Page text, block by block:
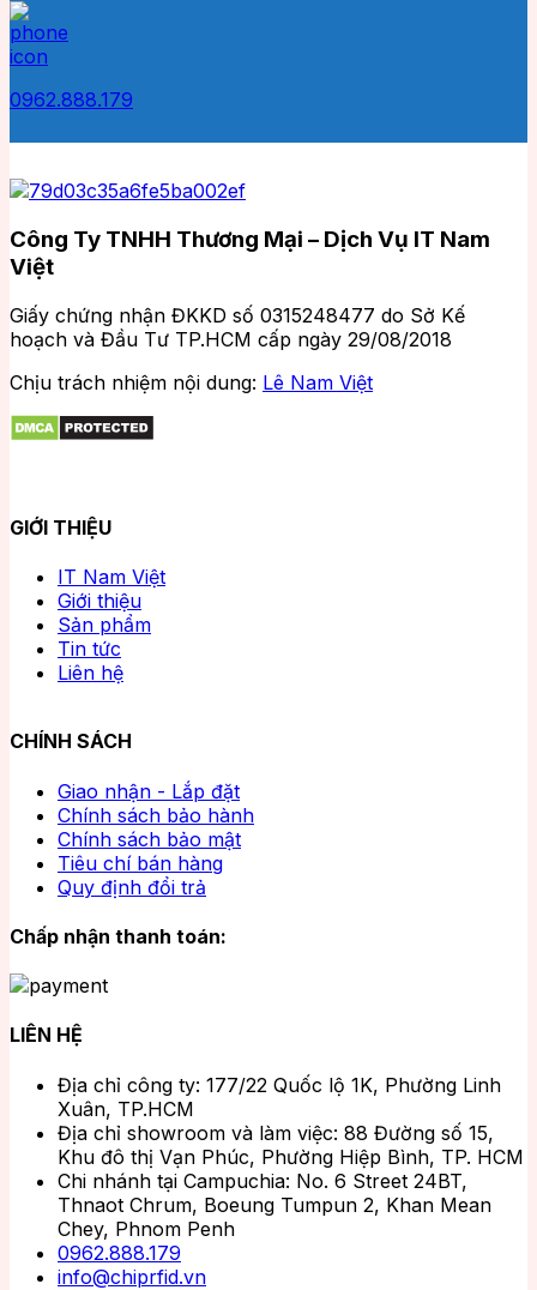
0962.888.179
Công Ty TNHH Thương Mại – Dịch Vụ IT Nam
Việt
Giấy chứng nhận ĐKKD số 0315248477 do Sở Kế
hoạch và Đầu Tư TP.HCM cấp ngày 29/08/2018
Chịu trách nhiệm nội dung: Lê Nam Việt
GIỚI THIỆU
IT Nam Việt
Giới thiệu
Sản phẩm
Tin tức
Liên hệ
CHÍNH SÁCH
Giao nhận - Lắp đặt
Chính sách bảo hành
Chính sách bảo mật
Tiêu chí bán hàng
Quy định đổi trả
Chấp nhận thanh toán:
LIÊN HỆ
Địa chỉ công ty: 177/22 Quốc lộ 1K, Phường Linh
Xuân, TP.HCM
Địa chỉ showroom và làm việc: 88 Đường số 15,
Khu đô thị Vạn Phúc, Phường Hiệp Bình, TP. HCM
Chi nhánh tại Campuchia: No. 6 Street 24BT,
Thnaot Chrum, Boeung Tumpun 2, Khan Mean
Chey, Phnom Penh
0962.888.179
info@chiprfid.vn